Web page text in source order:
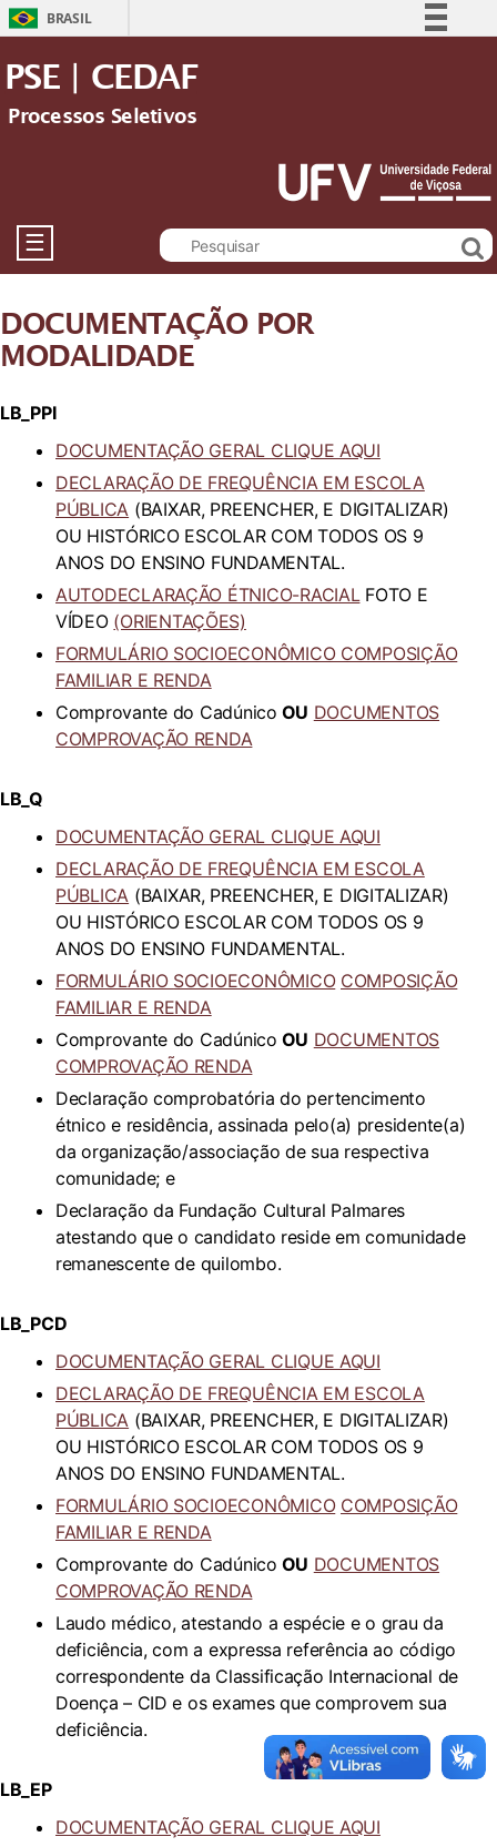
BRASIL
Legislação
PSE | CEDAF
Processos Seletivos
☰
DOCUMENTAÇÃO POR
MODALIDADE
LB_PPI
DOCUMENTAÇÃO GERAL CLIQUE AQUI
DECLARAÇÃO DE FREQUÊNCIA EM ESCOLA
PÚBLICA (BAIXAR, PREENCHER, E DIGITALIZAR)
OU HISTÓRICO ESCOLAR COM TODOS OS 9
ANOS DO ENSINO FUNDAMENTAL.
AUTODECLARAÇÃO ÉTNICO-RACIALFOTO E
VÍDEO (ORIENTAÇÕES)
FORMULÁRIO SOCIOECONÔMICO COMPOSIÇÃO
FAMILIAR E RENDA
Comprovante do Cadúnico OU DOCUMENTOS
COMPROVAÇÃO RENDA
LB_Q
DOCUMENTAÇÃO GERAL CLIQUE AQUI
DECLARAÇÃO DE FREQUÊNCIA EM ESCOLA
PÚBLICA (BAIXAR, PREENCHER, E DIGITALIZAR)
OU HISTÓRICO ESCOLAR COM TODOS OS 9
ANOS DO ENSINO FUNDAMENTAL.
FORMULÁRIO SOCIOECONÔMICO COMPOSIÇÃO
FAMILIAR E RENDA
Comprovante do Cadúnico OU DOCUMENTOS
COMPROVAÇÃO RENDA
Declaração comprobatória do pertencimento
étnico e residência, assinada pelo(a) presidente(a)
da organização/associação de sua respectiva
comunidade; e
Declaração da Fundação Cultural Palmares
atestando que o candidato reside em comunidade
remanescente de quilombo.
LB_PCD
DOCUMENTAÇÃO GERAL CLIQUE AQUI
DECLARAÇÃO DE FREQUÊNCIA EM ESCOLA
PÚBLICA (BAIXAR, PREENCHER, E DIGITALIZAR)
OU HISTÓRICO ESCOLAR COM TODOS OS 9
ANOS DO ENSINO FUNDAMENTAL.
FORMULÁRIO SOCIOECONÔMICO COMPOSIÇÃO
FAMILIAR E RENDA
Comprovante do Cadúnico OU DOCUMENTOS
COMPROVAÇÃO RENDA
Laudo médico, atestando a espécie e o grau da
deficiência, com a expressa referência ao código
correspondente da Classificação Internacional de
Doença – CID e os exames que comprovem sua
deficiência.
LB_EP
DOCUMENTAÇÃO GERAL CLIQUE AQUI